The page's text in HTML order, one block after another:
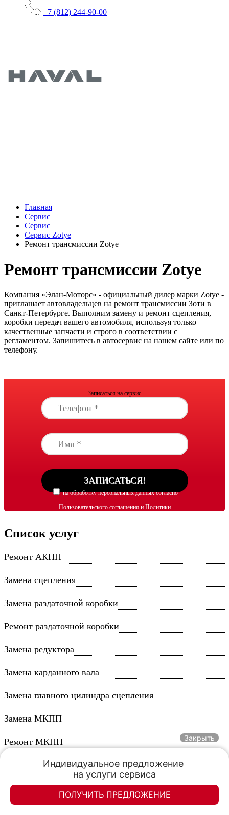
+7 (812) 244-90-00
Главная
Сервис
Сервис
Сервис Zotye
Ремонт трансмиссии Zotye
Ремонт трансмиссии Zotye
Компания «Элан-Моторс» - официальный дилер марки Zotye -
приглашает автовладельцев на ремонт трансмиссии Зоти в
Санкт-Петербурге. Выполним замену и ремонт сцепления,
коробки передач вашего автомобиля, используя только
качественные запчасти и строго в соответствии с
регламентом. Запишитесь в автосервис на нашем сайте или по
телефону.
Записаться на сервис
на обработку персональных данных согласно
Пользовательского соглашения и Политики
Список услуг
Ремонт АКПП
Замена сцепления
Замена раздаточной коробки
Ремонт раздаточной коробки
Замена редуктора
Замена карданного вала
Замена главного цилиндра сцепления
Замена МКПП
Ремонт МКПП
Замена сальников КПП
Замена комплекта сцепления
Закрыть
Индивидуальное предложение
на услуги сервиса
ПОЛУЧИТЬ ПРЕДЛОЖЕНИЕ
Элан-моторс
Элан-моторс